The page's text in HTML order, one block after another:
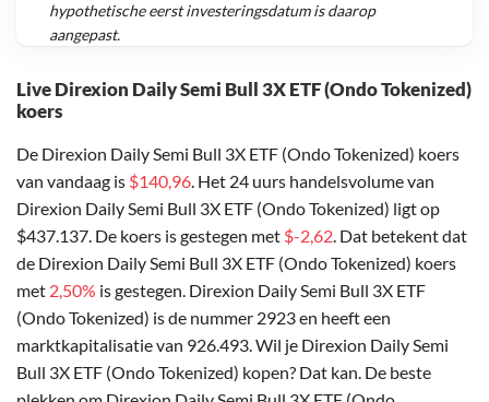
Live Direxion Daily Semi Bull 3X ETF (Ondo Tokenized)
koers
De Direxion Daily Semi Bull 3X ETF (Ondo Tokenized) koers
van vandaag is $140,96. Het 24 uurs handelsvolume van
Direxion Daily Semi Bull 3X ETF (Ondo Tokenized) ligt op
$437.137. De koers is gestegen met $-2,62. Dat betekent dat
de Direxion Daily Semi Bull 3X ETF (Ondo Tokenized) koers
met 2,50% is gestegen. Direxion Daily Semi Bull 3X ETF
(Ondo Tokenized) is de nummer 2923 en heeft een
marktkapitalisatie van 926.493. Wil je Direxion Daily Semi
Bull 3X ETF (Ondo Tokenized) kopen? Dat kan. De beste
hypothetische eerst investeringsdatum is daarop
aangepast.